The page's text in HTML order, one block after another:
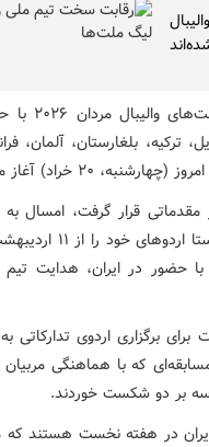
ترکیه، بلغارستان، آلمان،
۲۰ خراد) آغاز می‌شود.
قرار گرفت، امسال
بهتر و صعود به دور نهایی
با حضور در ایران، هدایت
برگزاری اردوی تدارکاتی
که با هماهنگی
سه بر دو شکست خوردند.
ایران در هفته نخست هستند